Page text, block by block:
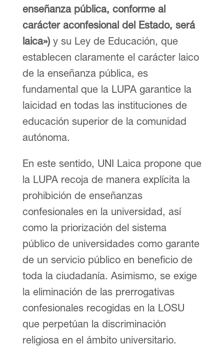
enseñanza pública, conforme al
carácter aconfesional del Estado, será
laica»)y su Ley de Educación, que
establecen claramente el carácter laico
de la enseñanza pública, es
fundamental que la LUPA garantice la
laicidad en todas las instituciones de
educación superior de la comunidad
autónoma.
En este sentido, UNI Laica propone que
la LUPA recoja de manera explícita la
prohibición de enseñanzas
confesionales en la universidad, así
como la priorización del sistema
público de universidades como garante
de un servicio público en beneficio de
toda la ciudadanía. Asimismo, se exige
la eliminación de las prerrogativas
confesionales recogidas en la LOSU
que perpetúan la discriminación
religiosa en el ámbito universitario.